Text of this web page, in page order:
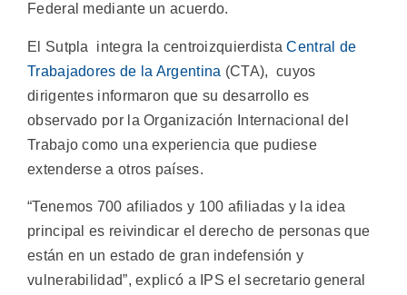
Federal mediante un acuerdo.
El Sutpla integra la centroizquierdistaCentral de
Trabajadores de la Argentina (CTA), cuyos
dirigentes informaron que su desarrollo es
observado por la Organización Internacional del
Trabajo como una experiencia que pudiese
extenderse a otros países.
“Tenemos 700 afiliados y 100 afiliadas y la idea
principal es reivindicar el derecho de personas que
están en un estado de gran indefensión y
vulnerabilidad”, explicó a IPS el secretario general